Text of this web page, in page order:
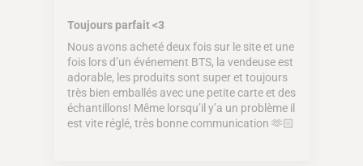
Toujours parfait <3
Nous avons acheté deux fois sur le site et une
fois lors d’un événement BTS, la vendeuse est
adorable, les produits sont super et toujours
très bien emballés avec une petite carte et des
échantillons! Même lorsqu’il y’a un problème il
est vite réglé, très bonne communication 🫶🏻